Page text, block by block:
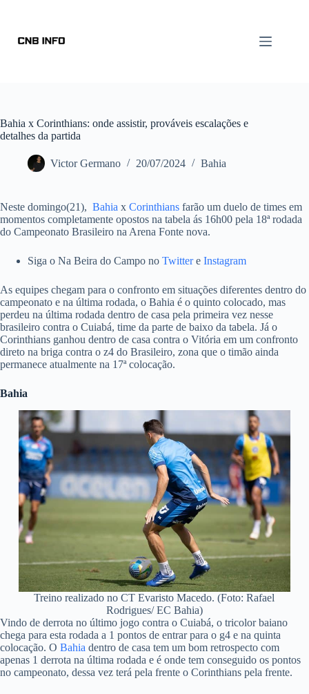
Bahia x Corinthians: onde assistir, prováveis escalações e
detalhes da partida
Victor Germano 20/07/2024 Bahia
Neste domingo(21), Bahia x Corinthians farão um duelo de times em
momentos completamente opostos na tabela ás 16h00 pela 18ª rodada
do Campeonato Brasileiro na Arena Fonte nova.
Siga o Na Beira do Campo no Twittere Instagram
As equipes chegam para o confronto em situações diferentes dentro do
campeonato e na última rodada, o Bahia é o quinto colocado, mas
perdeu na última rodada dentro de casa pela primeira vez nesse
brasileiro contra o Cuiabá, time da parte de baixo da tabela. Já o
Corinthians ganhou dentro de casa contra o Vitória em um confronto
direto na briga contra o z4 do Brasileiro, zona que o timão ainda
permanece atualmente na 17ª colocação.
Bahia
Treino realizado no CT Evaristo Macedo. (Foto: Rafael
Rodrigues/ EC Bahia)
Vindo de derrota no último jogo contra o Cuiabá, o tricolor baiano
chega para esta rodada a 1 pontos de entrar para o g4 e na quinta
colocação. O Bahia dentro de casa tem um bom retrospecto com
apenas 1 derrota na última rodada e é onde tem conseguido os pontos
no campeonato, dessa vez terá pela frente o Corinthians pela frente.